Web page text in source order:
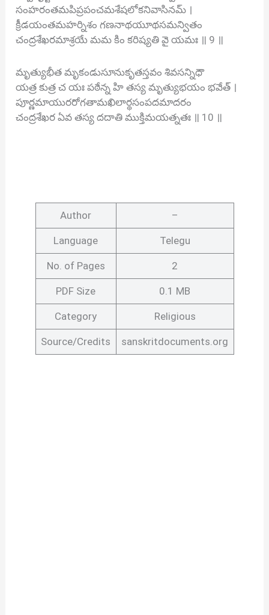
సంహరంతమపిప్రపంచమశేషలోకనివాసినమ్ ।
క్రీడయంతమహర్నిశం గణనాథయూథసమన్వితం
చంద్రశేఖరమాశ్రయే మమ కిం కరిష్యతి వై యమః ॥ 9 ॥
మృత్యుభీత మృకండుసూనుకృతస్తవం శివసన్నిధౌ
యత్ర కుత్ర చ యః పఠేన్న హి తస్య మృత్యుభయం భవేత్ ।
పూర్ణమాయురరోగతామఖిలార్థసంపదమాదరం
చంద్రశేఖర ఏవ తస్య దదాతి ముక్తిమయత్నతః ॥ 10 ॥
Author –
Language Telegu
No. of Pages 2
PDF Size 0.1 MB
Category Religious
Source/Credits sanskritdocuments.org